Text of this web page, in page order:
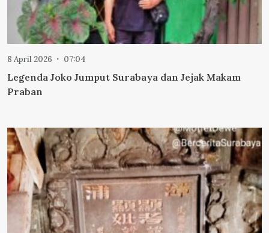
8 April 2026 07:04
Legenda Joko Jumput Surabaya dan Jejak Makam
Praban